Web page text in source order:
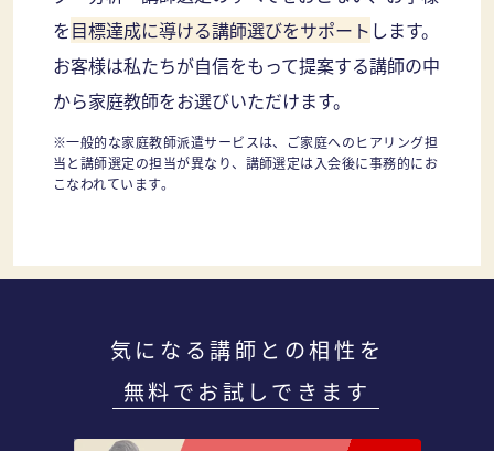
を目標達成に導ける講師選びをサポート します。
お客様は私たちが自信をもって提案する講師の中
から家庭教師をお選びいただけます。
※一般的な家庭教師派遣サービスは、ご家庭へのヒアリング担
当と講師選定の担当が異なり、講師選定は入会後に事務的にお
こなわれています。
気になる講師との相性を
無料でお試しできます